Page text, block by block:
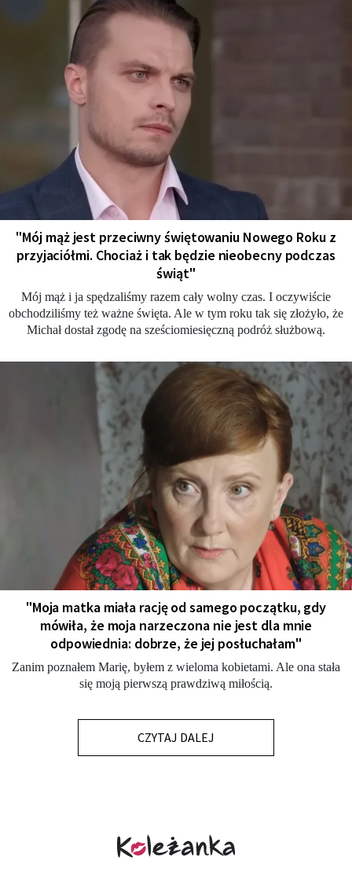
"Mój mąż jest przeciwny świętowaniu Nowego Roku z
przyjaciółmi. Chociaż i tak będzie nieobecny podczas
świąt"
Mój mąż i ja spędzaliśmy razem cały wolny czas. I oczywiście
obchodziliśmy też ważne święta. Ale w tym roku tak się złożyło, że
Michał dostał zgodę na sześciomiesięczną podróż służbową.
"Moja matka miała rację od samego początku, gdy
mówiła, że moja narzeczona nie jest dla mnie
odpowiednia: dobrze, że jej posłuchałam"
Zanim poznałem Marię, byłem z wieloma kobietami. Ale ona stała
się moją pierwszą prawdziwą miłością.
CZYTAJ DALEJ